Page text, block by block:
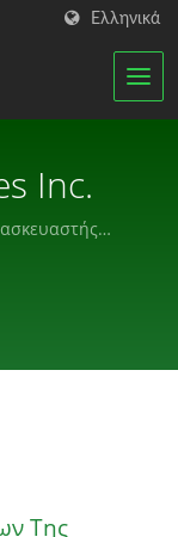
Ελληνικά
Inc.
Της